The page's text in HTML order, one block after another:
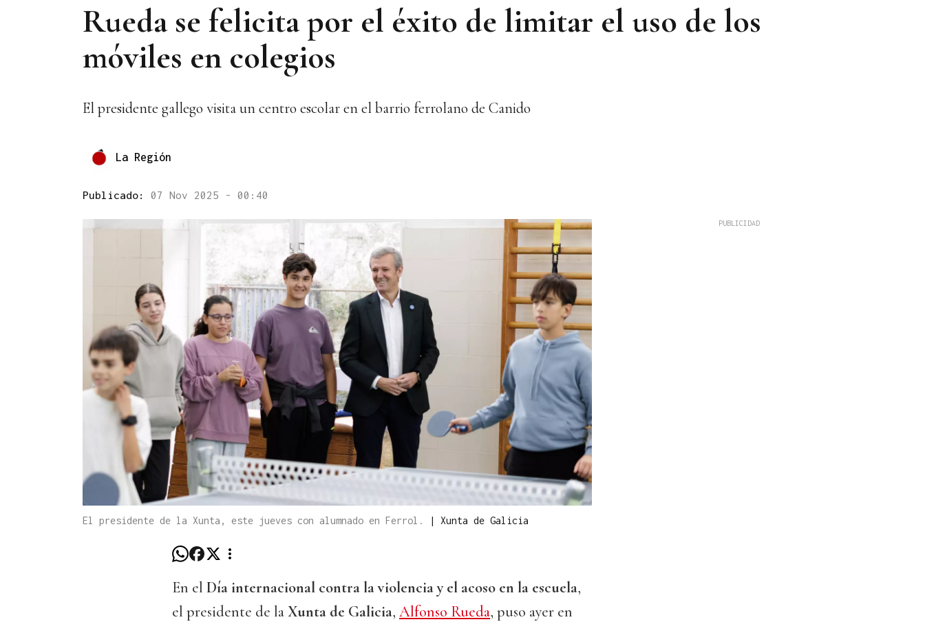
Rueda se felicita por el éxito de limitar el uso de los
móviles en colegios
El presidente gallego visita un centro escolar en el barrio ferrolano de Canido
La Región
Publicado: 07 Nov 2025 - 00:40
El presidente de la Xunta, este jueves con alumnado en Ferrol. | Xunta de Galicia
En el Día internacional contra la violencia y el acoso en la escuela,
el presidente de laXunta de Galicia, Alfonso Rueda, puso ayer en